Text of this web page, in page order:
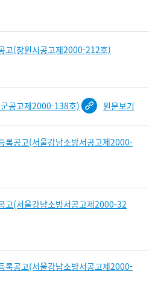
고(창원시공고제2000-212호)
공고제2000-138호) 원문보기
록공고(서울강남소방서공고제2000-
고(서울강남소방서공고제2000-32
록공고(서울강남소방서공고제2000-